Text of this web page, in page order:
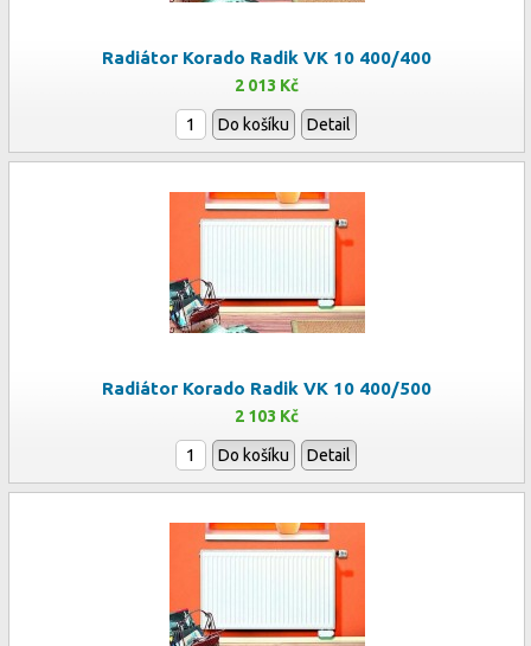
Radiátor Korado Radik VK 10 400/400
2 013 Kč
Do košíku Detail
Radiátor Korado Radik VK 10 400/500
2 103 Kč
Do košíku Detail